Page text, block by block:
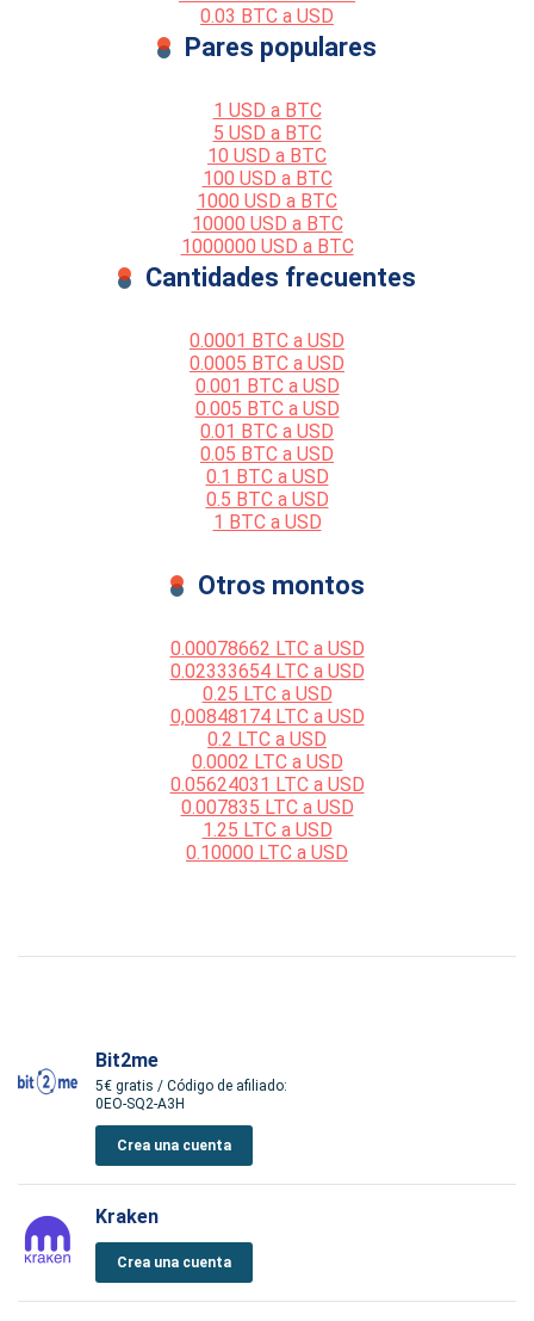
0.03 BTC a USD
Pares populares
1 USD a BTC
5 USD a BTC
10 USD a BTC
100 USD a BTC
1000 USD a BTC
10000 USD a BTC
1000000 USD a BTC
Cantidades frecuentes
0.0001 BTC a USD
0.0005 BTC a USD
0.001 BTC a USD
0.005 BTC a USD
0.01 BTC a USD
0.05 BTC a USD
0.1 BTC a USD
0.5 BTC a USD
1 BTC a USD
Otros montos
0.00078662 LTC a USD
0.02333654 LTC a USD
0.25 LTC a USD
0,00848174 LTC a USD
0.2 LTC a USD
0.0002 LTC a USD
0.05624031 LTC a USD
0.007835 LTC a USD
1.25 LTC a USD
0.10000 LTC a USD
Bit2me
5€ gratis / Código de afiliado:
0EO-SQ2-A3H
Crea una cuenta
Kraken
Crea una cuenta